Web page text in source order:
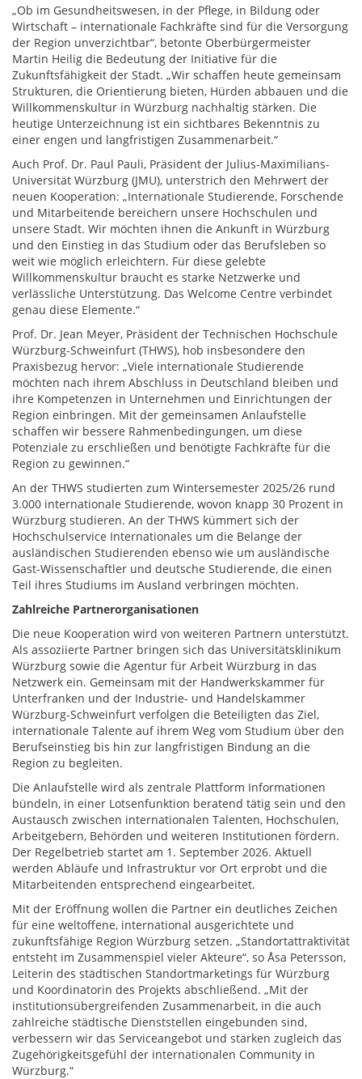
„Ob im Gesundheitswesen, in der Pflege, in Bildung oder
Wirtschaft – internationale Fachkräfte sind für die Versorgung
der Region unverzichtbar“, betonte Oberbürgermeister
Martin Heilig die Bedeutung der Initiative für die
Zukunftsfähigkeit der Stadt. „Wir schaffen heute gemeinsam
Strukturen, die Orientierung bieten, Hürden abbauen und die
Willkommenskultur in Würzburg nachhaltig stärken. Die
heutige Unterzeichnung ist ein sichtbares Bekenntnis zu
einer engen und langfristigen Zusammenarbeit.“
Auch Prof. Dr. Paul Pauli, Präsident der Julius-Maximilians-
Universität Würzburg (JMU), unterstrich den Mehrwert der
neuen Kooperation: „Internationale Studierende, Forschende
und Mitarbeitende bereichern unsere Hochschulen und
unsere Stadt. Wir möchten ihnen die Ankunft in Würzburg
und den Einstieg in das Studium oder das Berufsleben so
weit wie möglich erleichtern. Für diese gelebte
Willkommenskultur braucht es starke Netzwerke und
verlässliche Unterstützung. Das Welcome Centre verbindet
genau diese Elemente.“
Prof. Dr. Jean Meyer, Präsident der Technischen Hochschule
Würzburg-Schweinfurt (THWS), hob insbesondere den
Praxisbezug hervor: „Viele internationale Studierende
möchten nach ihrem Abschluss in Deutschland bleiben und
ihre Kompetenzen in Unternehmen und Einrichtungen der
Region einbringen. Mit der gemeinsamen Anlaufstelle
schaffen wir bessere Rahmenbedingungen, um diese
Potenziale zu erschließen und benötigte Fachkräfte für die
Region zu gewinnen.“
An der THWS studierten zum Wintersemester 2025/26 rund
3.000 internationale Studierende, wovon knapp 30 Prozent in
Würzburg studieren. An der THWS kümmert sich der
Hochschulservice Internationales um die Belange der
ausländischen Studierenden ebenso wie um ausländische
Gast-Wissenschaftler und deutsche Studierende, die einen
Teil ihres Studiums im Ausland verbringen möchten.
Zahlreiche Partnerorganisationen
Die neue Kooperation wird von weiteren Partnern unterstützt.
Als assoziierte Partner bringen sich das Universitätsklinikum
Würzburg sowie die Agentur für Arbeit Würzburg in das
Netzwerk ein. Gemeinsam mit der Handwerkskammer für
Unterfranken und der Industrie- und Handelskammer
Würzburg-Schweinfurt verfolgen die Beteiligten das Ziel,
internationale Talente auf ihrem Weg vom Studium über den
Berufseinstieg bis hin zur langfristigen Bindung an die
Region zu begleiten.
Die Anlaufstelle wird als zentrale Plattform Informationen
bündeln, in einer Lotsenfunktion beratend tätig sein und den
Austausch zwischen internationalen Talenten, Hochschulen,
Arbeitgebern, Behörden und weiteren Institutionen fördern.
Der Regelbetrieb startet am 1. September 2026. Aktuell
werden Abläufe und Infrastruktur vor Ort erprobt und die
Mitarbeitenden entsprechend eingearbeitet.
Mit der Eröffnung wollen die Partner ein deutliches Zeichen
für eine weltoffene, international ausgerichtete und
zukunftsfähige Region Würzburg setzen. „Standortattraktivität
entsteht im Zusammenspiel vieler Akteure“, so Åsa Petersson,
Leiterin des städtischen Standortmarketings für Würzburg
und Koordinatorin des Projekts abschließend. „Mit der
institutionsübergreifenden Zusammenarbeit, in die auch
zahlreiche städtische Dienststellen eingebunden sind,
verbessern wir das Serviceangebot und stärken zugleich das
Zugehörigkeitsgefühl der internationalen Community in
Würzburg.“